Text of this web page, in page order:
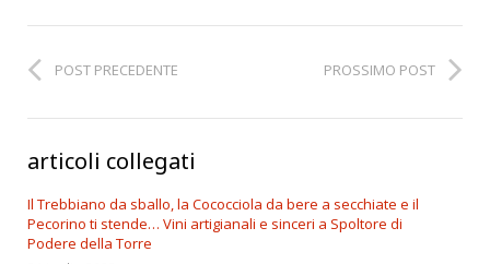
POST PRECEDENTE PROSSIMO POST
articoli collegati
Il Trebbiano da sballo, la Cococciola da bere a secchiate e il
Pecorino ti stende… Vini artigianali e sinceri a Spoltore di
Podere della Torre